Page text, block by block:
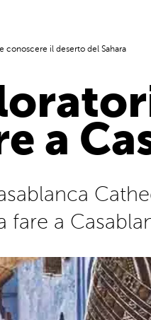
conoscere il deserto del Sahara
a
fare a